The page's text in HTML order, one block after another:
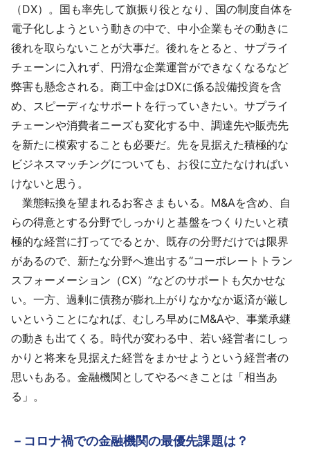
（DX）。国も率先して旗振り役となり、国の制度自体を
電子化しようという動きの中で、中小企業もその動きに
後れを取らないことが大事だ。後れをとると、サプライ
チェーンに入れず、円滑な企業運営ができなくなるなど
弊害も懸念される。商工中金はDXに係る設備投資を含
め、スピーディなサポートを行っていきたい。サプライ
チェーンや消費者ニーズも変化する中、調達先や販売先
を新たに模索することも必要だ。先を見据えた積極的な
ビジネスマッチングについても、お役に立たなければい
けないと思う。
業態転換を望まれるお客さまもいる。M&Aを含め、自
らの得意とする分野でしっかりと基盤をつくりたいと積
極的な経営に打ってでるとか、既存の分野だけでは限界
があるので、新たな分野へ進出する“コーポレートトラン
スフォーメーション（CX）”などのサポートも欠かせな
い。一方、過剰に債務が膨れ上がりなかなか返済が厳し
いということになれば、むしろ早めにM&Aや、事業承継
の動きも出てくる。時代が変わる中、若い経営者にしっ
かりと将来を見据えた経営をまかせようという経営者の
思いもある。金融機関としてやるべきことは「相当あ
る」。
－コロナ禍での金融機関の最優先課題は？